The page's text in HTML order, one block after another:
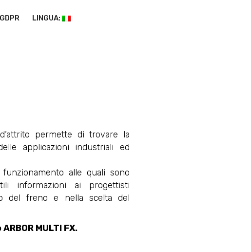
LINGUA:
permette di trovare la
applicazioni industriali ed
alle quali sono
informazioni ai progettisti
del freno e nella scelta del
MULTI FX.